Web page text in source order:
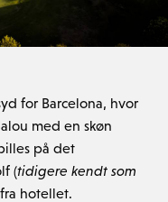
for Barcelona, hvor
med en skøn
på det
(tidigere kendt som
hotellet.